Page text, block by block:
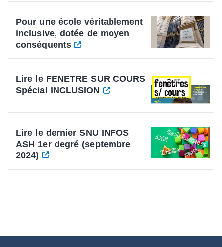
Pour une école véritablement
inclusive, dotée de moyen
conséquents
Lire le FENETRE SUR COURS
Spécial INCLUSION
Lire le dernier SNU INFOS
ASH 1er degré (septembre
2024)